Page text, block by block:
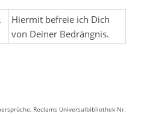
Hiermit befreie ich Dich
von Deiner Bedrängnis.
Reclams Universalbibliothek Nr.